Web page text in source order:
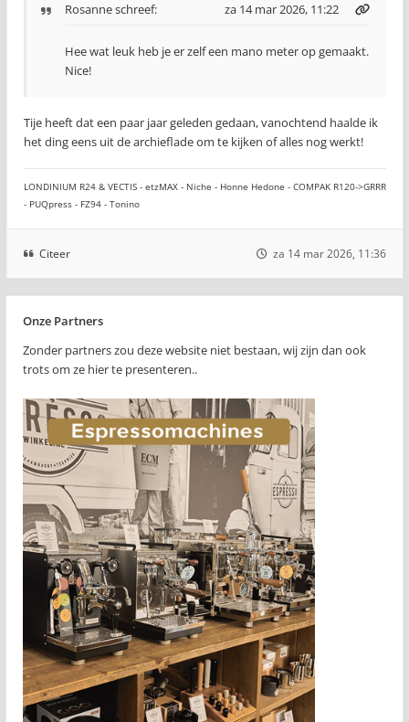
Rosanneschreef: za 14 mar 2026, 11:22
Hee wat leuk heb je er zelf een mano meter op gemaakt.
Nice!
Tije heeft dat een paar jaar geleden gedaan, vanochtend haalde ik
het ding eens uit de archieflade om te kijken of alles nog werkt!
LONDINIUM R24 & VECTIS - etzMAX - Niche - Honne Hedone - COMPAK R120->GRRR
- PUQpress - FZ94 - Tonino
Citeer za 14 mar 2026, 11:36
Onze Partners
Zonder partners zou deze website niet bestaan, wij zijn dan ook
trots om ze hier te presenteren..